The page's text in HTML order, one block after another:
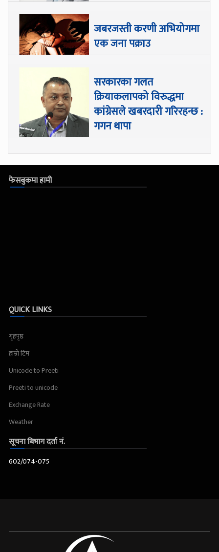
जबरजस्ती करणी अभियोगमा
एक जना पक्राउ
सरकारका गलत
क्रियाकलापको विरुद्धमा
कांग्रेसले खबरदारी गरिरहन्छ :
गगन थापा
फेसबुकमा हामी
QUICK LINKS
गृहपृष्ठ
हाम्रो टिम
Unicode to Preeti
Preeti to unicode
Exchange Rate
Weather
सूचना बिभाग दर्ता नं.
602/074-075